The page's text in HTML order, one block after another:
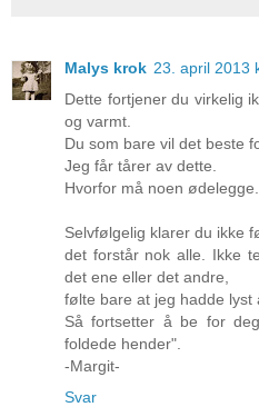
Malys krok 23. april 2013
Dette fortjener du virkelig
og varmt.
Du som bare vil det beste
Jeg får tårer av dette.
Hvorfor må noen ødelegge...
Selvfølgelig klarer du ikke
det forstår nok alle. Ikke
det ene eller det andre,
følte bare at jeg hadde lyst
Så fortsetter å be for
foldede hender".
-Margit-
Svar